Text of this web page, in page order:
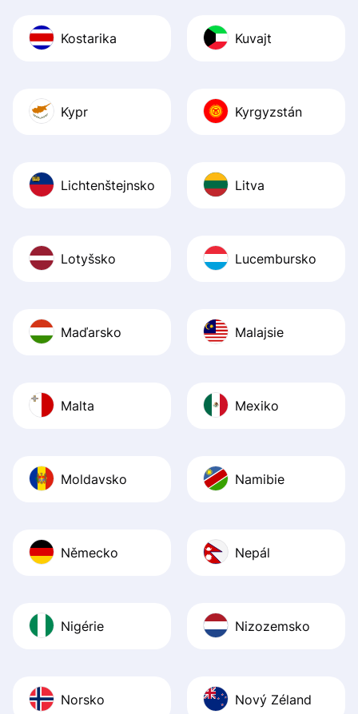
Kostarika Kuvajt
Kypr Kyrgyzstán
Lichtenštejnsko Litva
Lotyšsko Lucembursko
Maďarsko Malajsie
Malta Mexiko
Moldavsko Namibie
Německo Nepál
Nigérie Nizozemsko
Norsko Nový Zéland